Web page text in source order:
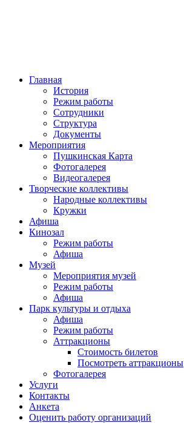
Главная
История
Режим работы
Сотрудники
Структура
Документы
Мероприятия
Пушкинская Карта
Фотогалерея
Видеогалерея
Творческие коллективы
Народные коллективы
Кружки
Афиша
Кинозал
Режим работы
Афиша
Музей
Мероприятия музей
Режим работы
Афиша
Парк культуры и отдыха
Афиша
Режим работы
Аттракционы
Стоимость билетов
Посмотреть аттракционы
Фотогалерея
Услуги
Контакты
Анкета
Оценить работу организаций